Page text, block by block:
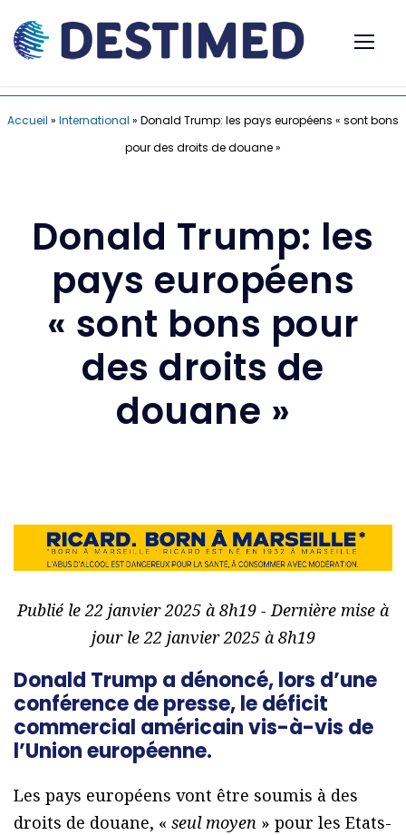
Accueil » International » Donald Trump: les pays européens « sont bons
pour des droits de douane »
Donald Trump: les
pays européens
« sont bons pour
des droits de
douane »
Publié le 22 janvier 2025 à 8h19 - Dernière mise à
jour le 22 janvier 2025 à 8h19
Donald Trump a dénoncé, lors d’une
conférence de presse, le déficit
commercial américain vis-à-vis de
l’Union européenne.
Les pays européens vont être soumis à des
droits de douane, « seul moyen » pour les Etats-